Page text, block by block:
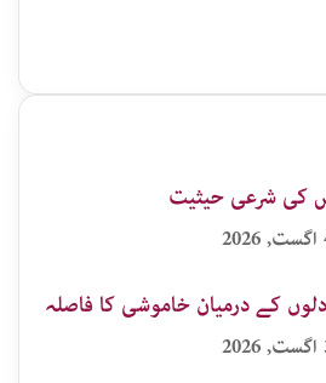
کی شرعی حیثیت
کے درمیان خاموشی کا فاصلہ